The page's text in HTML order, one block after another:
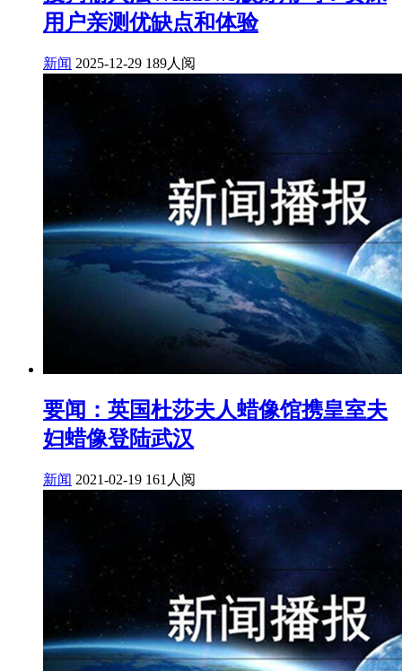
用户亲测优缺点和体验
新闻 2025-12-29 189人阅
要闻：英国杜莎夫人蜡像馆携皇室夫
妇蜡像登陆武汉
新闻 2021-02-19 161人阅